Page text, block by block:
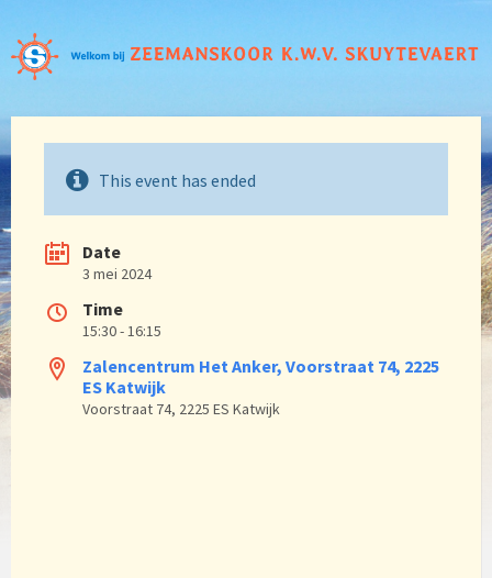
This event has ended
Date
3 mei 2024
Time
15:30 - 16:15
Zalencentrum Het Anker, Voorstraat 74, 2225
ES Katwijk
Voorstraat 74, 2225 ES Katwijk